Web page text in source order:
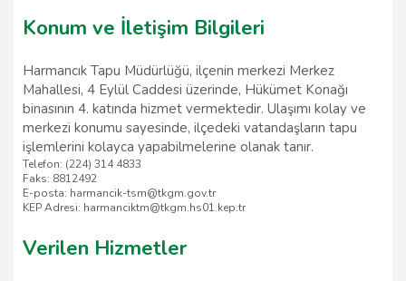
Konum ve İletişim Bilgileri
Harmancık Tapu Müdürlüğü, ilçenin merkezi Merkez
Mahallesi, 4 Eylül Caddesi üzerinde, Hükümet Konağı
binasının 4. katında hizmet vermektedir. Ulaşımı kolay ve
merkezi konumu sayesinde, ilçedeki vatandaşların tapu
işlemlerini kolayca yapabilmelerine olanak tanır.
Telefon: (224) 314 4833
Faks: 8812492
E-posta: harmancik-tsm@tkgm.gov.tr
KEP Adresi: harmanciktm@tkgm.hs01.kep.tr
Verilen Hizmetler